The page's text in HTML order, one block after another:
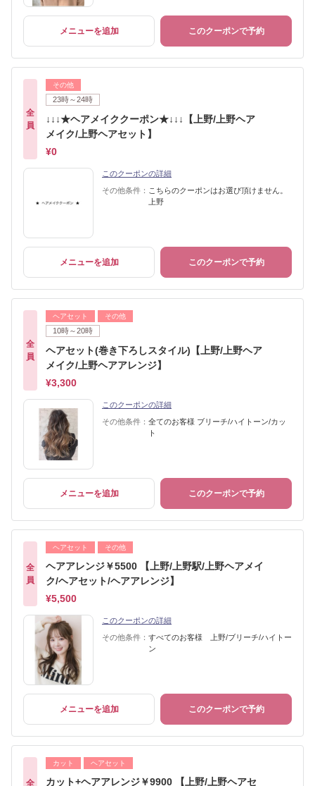
メニューを追加 このクーポンで予約
全
員
その他
23時～24時
↓↓↓★ヘアメイククーポン★↓↓↓【上野/上野ヘア
メイク/上野ヘアセット】
¥0
このクーポンの詳細
その他条件： こちらのクーポンはお選び頂けません。
上野
メニューを追加 このクーポンで予約
全
員
ヘアセット その他
10時～20時
ヘアセット(巻き下ろしスタイル)【上野/上野ヘア
メイク/上野ヘアアレンジ】
¥3,300
このクーポンの詳細
その他条件： 全てのお客様 ブリーチ/ハイトーン/カッ
ト
メニューを追加 このクーポンで予約
全
員
ヘアセット その他
ヘアアレンジ￥5500 【上野/上野駅/上野ヘアメイ
ク/ヘアセット/ヘアアレンジ】
¥5,500
このクーポンの詳細
その他条件： すべてのお客様 上野/ブリーチ/ハイトー
ン
メニューを追加 このクーポンで予約
全
カット ヘアセット
カット+ヘアアレンジ￥9900 【上野/上野ヘアセ